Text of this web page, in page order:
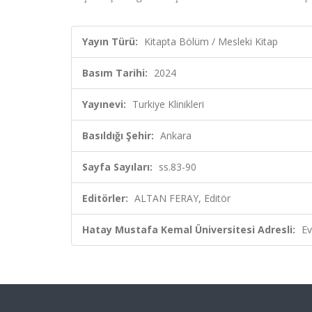
Yayın Türü: Kitapta Bölüm / Mesleki Kitap
Basım Tarihi: 2024
Yayınevi: Turkiye Klinikleri
Basıldığı Şehir: Ankara
Sayfa Sayıları: ss.83-90
Editörler: ALTAN FERAY, Editör
Hatay Mustafa Kemal Üniversitesi Adresli: